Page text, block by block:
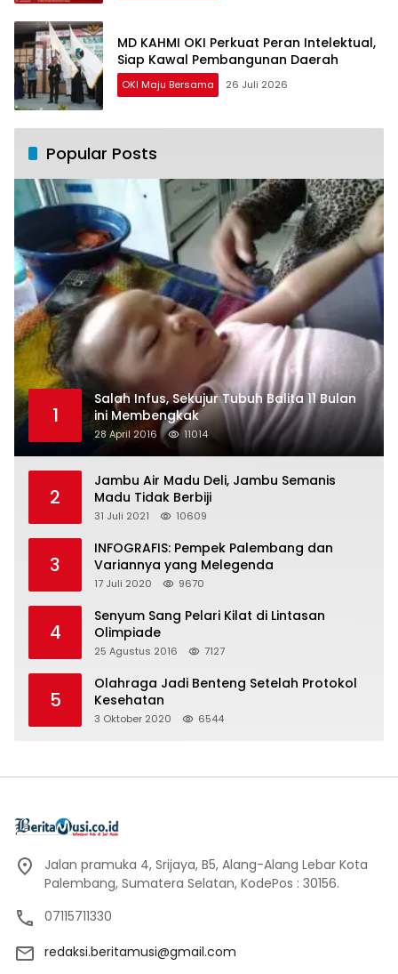
MD KAHMI OKI Perkuat Peran Intelektual,
Siap Kawal Pembangunan Daerah
OKI Maju Bersama 26 Juli 2026
Popular Posts
1
Salah Infus, Sekujur Tubuh Balita 11 Bulan
ini Membengkak
28 April 2016 11014
2
Jambu Air Madu Deli, Jambu Semanis
Madu Tidak Berbiji
31 Juli 2021 10609
3
INFOGRAFIS: Pempek Palembang dan
Variannya yang Melegenda
17 Juli 2020 9670
4
Senyum Sang Pelari Kilat di Lintasan
Olimpiade
25 Agustus 2016 7127
5
Olahraga Jadi Benteng Setelah Protokol
Kesehatan
3 Oktober 2020 6544
Jalan pramuka 4, Srijaya, B5, Alang-Alang Lebar Kota
Palembang, Sumatera Selatan, KodePos : 30156.
07115711330
redaksi.beritamusi@gmail.com